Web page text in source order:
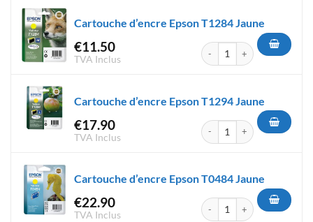
Cartouche d’encre Epson T1284 Jaune
€11.50
TVA Inclus
quantité de Cartouche
Cartouche d’encre Epson T1294 Jaune
€17.90
TVA Inclus
quantité de Cartouche
Cartouche d’encre Epson T0484 Jaune
€22.90
TVA Inclus
quantité de Cartouche